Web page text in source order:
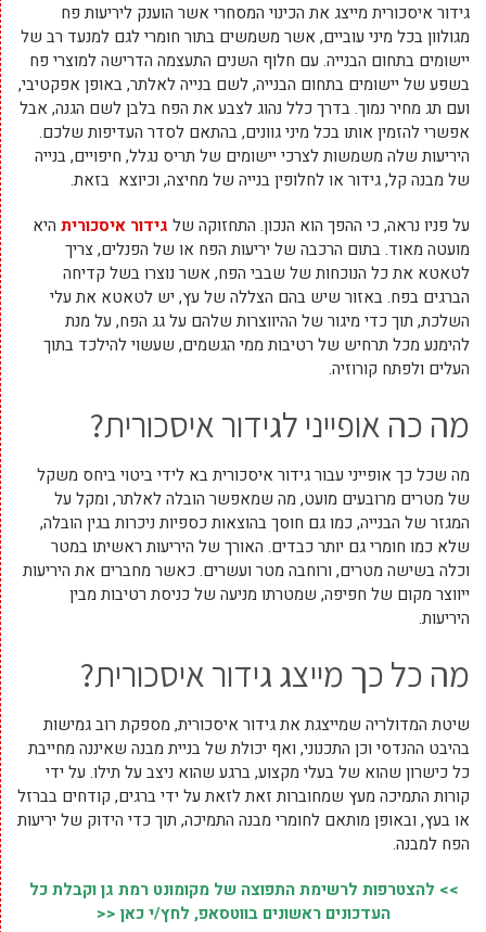
גידור איסכורית מייצג את הכינוי המסחרי אשר הוענק ליריעות פח
מגולוון בכל מיני עוביים, אשר משמשים בתור חומרי לגם למנעד רב של
יישומים בתחום הבנייה. עם חלוף השנים התעצמה הדרישה למוצרי פח
בשפע של יישומים בתחום הבנייה, לשם בנייה לאלתר, באופן אפקטיבי,
ועם תג מחיר נמוך. בדרך כלל נהוג לצבע את הפח בלבן לשם הגנה, אבל
אפשרי להזמין אותו בכל מיני גוונים, בהתאם לסדר העדיפות שלכם.
היריעות שלה משמשות לצרכי יישומים של תריס נגלל, חיפויים, בנייה
של מבנה קל, גידור או לחלופין בנייה של מחיצה, וכיוצא בזאת.
על פניו נראה, כי ההפך הוא הנכון. התחזוקה של גידור איסכורית היא
מועטה מאוד. בתום הרכבה של יריעות הפח או של הפנלים, צריך
לטאטא את כל הנוכחות של שבבי הפח, אשר נוצרו בשל קדיחה
הברגים בפח. באזור שיש בהם הצללה של עץ, יש לטאטא את עלי
השלכת, תוך כדי מיגור של ההיווצרות שלהם על גג הפח, על מנת
להימנע מכל תרחיש של רטיבות ממי הגשמים, שעשוי להילכד בתוך
העלים ולפתח קורוזיה.
מה כה אופייני לגידור איסכורית?
מה שכל כך אופייני עבור גידור איסכורית בא לידי ביטוי ביחס משקל
של מטרים מרובעים מועט, מה שמאפשר הובלה לאלתר, ומקל על
המגזר של הבנייה, כמו גם חוסך בהוצאות כספיות ניכרות בגין הובלה,
שלא כמו חומרי גם יותר כבדים. האורך של היריעות ראשיתו במטר
וכלה בשישה מטרים, ורוחבה מטר ועשרים. כאשר מחברים את היריעות
ייווצר מקום של חפיפה, שמטרתו מניעה של כניסת רטיבות מבין
היריעות.
מה כל כך מייצג גידור איסכורית?
שיטת המדולריה שמייצגת את גידור איסכורית, מספקת רוב גמישות
בהיבט ההנדסי וכן התכנוני, ואף יכולת של בניית מבנה שאיננה מחייבת
כל כישרון שהוא של בעלי מקצוע, ברגע שהוא ניצב על תילו. על ידי
קורות התמיכה מעץ שמחוברות זאת לזאת על ידי ברגים, קודחים בברזל
או בעץ, ובאופן מותאם לחומרי מבנה התמיכה, תוך כדי הידוק של יריעות
הפח למבנה.
>> להצטרפות לרשימת התפוצה של מקומונט רמת גן וקבלת כל
העדכונים ראשונים בווטסאפ, לחץ/י כאן <<